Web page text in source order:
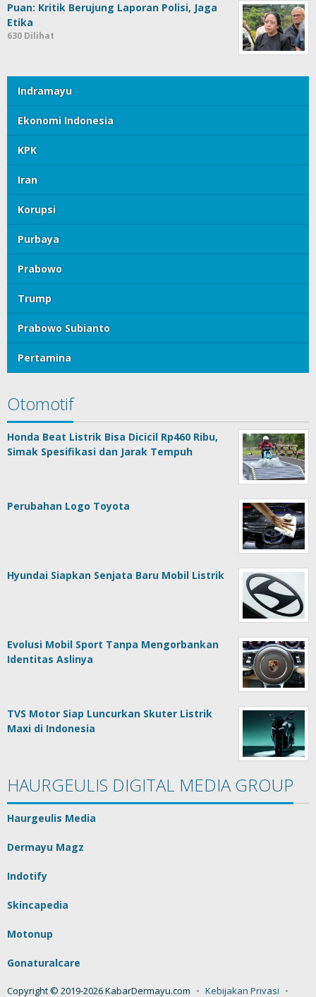
Puan: Kritik Berujung Laporan Polisi, Jaga
Etika
630 Dilihat
Indramayu
Ekonomi Indonesia
KPK
Iran
Korupsi
Purbaya
Prabowo
Trump
Prabowo Subianto
Pertamina
Otomotif
Honda Beat Listrik Bisa Dicicil Rp460 Ribu,
Simak Spesifikasi dan Jarak Tempuh
Perubahan Logo Toyota
Hyundai Siapkan Senjata Baru Mobil Listrik
Evolusi Mobil Sport Tanpa Mengorbankan
Identitas Aslinya
TVS Motor Siap Luncurkan Skuter Listrik
Maxi di Indonesia
HAURGEULIS DIGITAL MEDIA GROUP
Haurgeulis Media
Dermayu Magz
Indotify
Skincapedia
Motonup
Gonaturalcare
Copyright © 2019-2026 KabarDermayu.com Kebijakan Privasi